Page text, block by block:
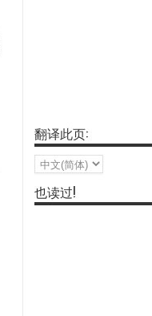
翻译此页:
也读过!